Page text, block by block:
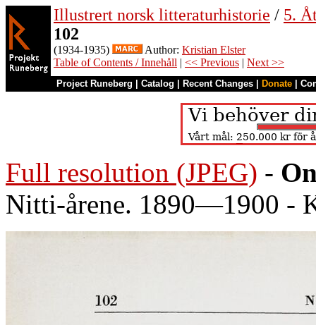
Illustrert norsk litteraturhistorie / 5.
102
(1934-1935) Author: Kristian Elster
Table of Contents / Innehåll | << Previous | Next >>
Project Runeberg Catalog Recent Changes Donate
Full resolution (JPEG) -
Nitti-årene. 1890—1900 -